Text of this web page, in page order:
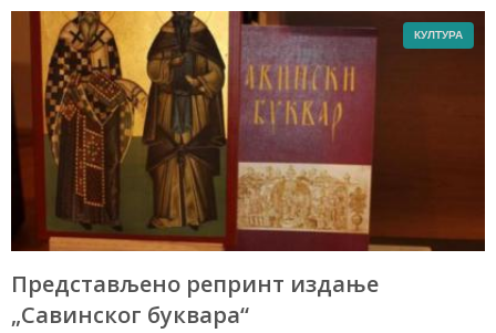
КУЛТУРА
Представљено репринт издање
„Савинског буквара“